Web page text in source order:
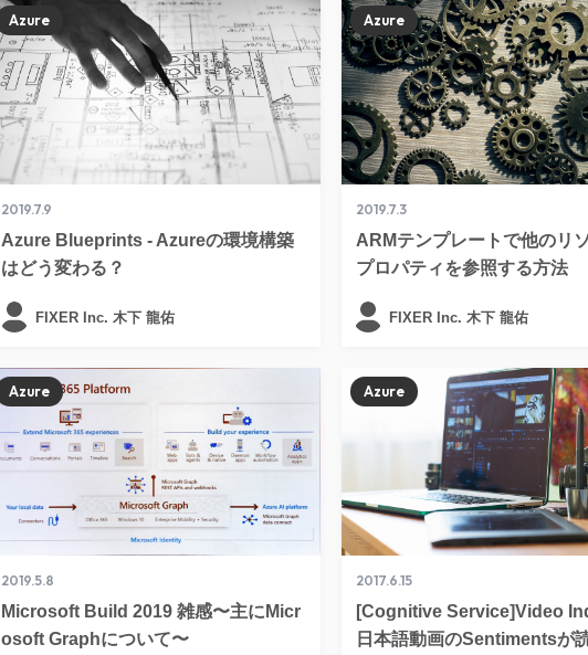
2019.7.9
Azure Blueprints - Azureの環境構築
はどう変わる？
Azure
FIXER Inc. 木下 龍佑
2019.7.3
ARMテンプレートで他のリ
プロパティを参照する方法
Azure
FIXER Inc. 木下 龍佑
2019.5.8
Microsoft Build 2019 雑感〜主にMicr
osoft Graphについて〜
Azure
2017.6.15
[Cognitive Service]Video
日本語動画のSentimentsが
Azure